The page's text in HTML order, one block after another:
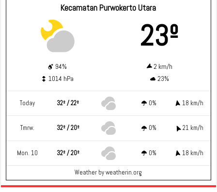
Kecamatan Purwokerto Utara
23º
94%
2 km/h
1014 hPa
23%
Today 32º / 22º 0% 18 km/h
Tmrw. 32º / 20º 0% 21 km/h
Mon. 10 32º / 20º 0% 18 km/h
Weather by weatherin.org